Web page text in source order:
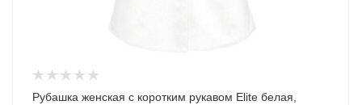
Рубашка женская с коротким рукавом Elite белая,